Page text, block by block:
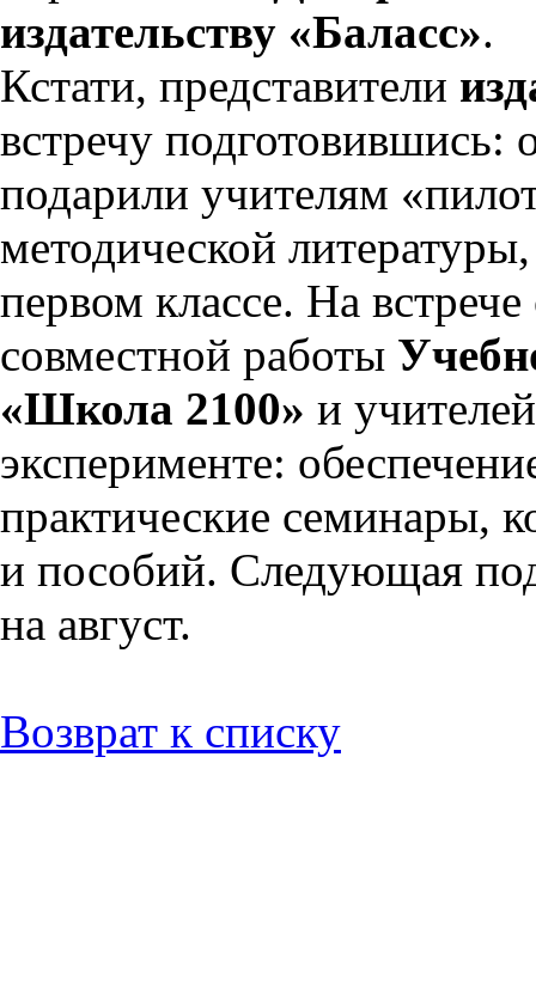
издательству «Баласс».
Кстати, представители
встречу подготовившись:
подарили учителям
методической
первом классе. На
совместной работы
«Школа 2100» и
эксперименте:
практические семинары,
и пособий. Следующая
на август.
Возврат к списку